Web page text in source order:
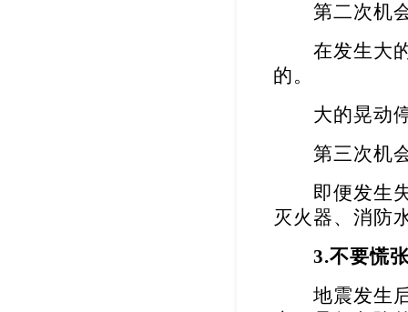
第二次机会
在发生大的
的。
大的晃动停
第三次机会
即便发生失
灭火器、消防
3.不要慌
地震发生后